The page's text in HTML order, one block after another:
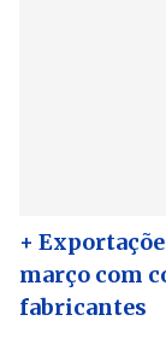
+
março com
fabricantes